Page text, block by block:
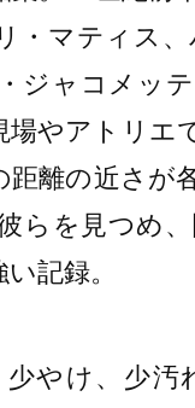
・マティス
ジャコメッ
やアトリエ
離の近さが
らを見つめ
記録。
やけ、少